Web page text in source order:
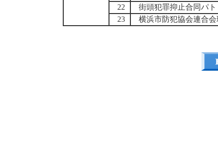
22
街頭犯罪抑止合同パ
23
横浜市防犯協会連合